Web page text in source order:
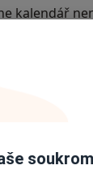
kalendář
udělat?